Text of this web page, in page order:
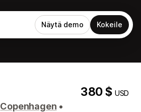
Näytä demo Kokeile
380 $USD
Copenhagen •